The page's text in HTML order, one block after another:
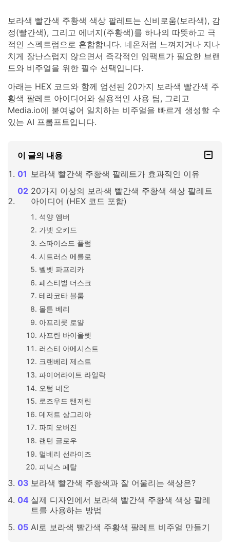
보라색 빨간색 주황색 색상 팔레트는 신비로움(보라색), 감
정(빨간색), 그리고 에너지(주황색)를 하나의 따뜻하고 극
적인 스펙트럼으로 혼합합니다. 네온처럼 느껴지거나 지나
치게 장난스럽지 않으면서 즉각적인 임팩트가 필요한 브랜
드와 비주얼을 위한 필수 선택입니다.
아래는 HEX 코드와 함께 엄선된 20가지 보라색 빨간색 주
황색 팔레트 아이디어와 실용적인 사용 팁, 그리고
Media.io에 붙여넣어 일치하는 비주얼을 빠르게 생성할 수
있는 AI 프롬프트입니다.
이 글의 내용
보라색 빨간색 주황색 팔레트가 효과적인 이유
20가지 이상의 보라색 빨간색 주황색 색상 팔레트
아이디어 (HEX 코드 포함)
석양 엠버
가넷 오키드
스파이스드 플럼
시트러스 메를로
벨벳 파프리카
페스티벌 더스크
테라코타 블룸
몰튼 베리
아프리콧 로얄
사프란 바이올렛
러스티 아메시스트
크랜베리 제스트
파이어라이트 라일락
오텀 네온
로즈우드 탠저린
데저트 상그리아
파피 오버진
랜턴 글로우
멀베리 선라이즈
피닉스 페탈
보라색 빨간색 주황색과 잘 어울리는 색상은?
실제 디자인에서 보라색 빨간색 주황색 색상 팔레
트를 사용하는 방법
AI로 보라색 빨간색 주황색 팔레트 비주얼 만들기